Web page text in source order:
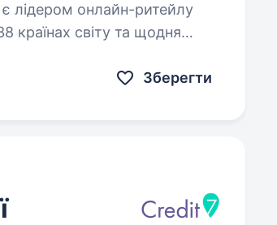
лідером онлайн-ритейлу
країнах світу та щодня
Зберегти